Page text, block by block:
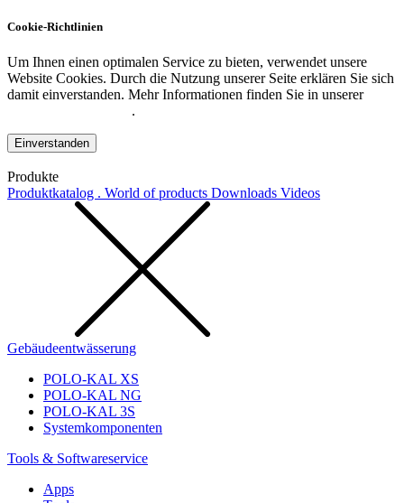
Cookie-Richtlinien
Um Ihnen einen optimalen Service zu bieten, verwendet unsere
Website Cookies. Durch die Nutzung unserer Seite erklären Sie sich
damit einverstanden. Mehr Informationen finden Sie in unserer
.
Einverstanden
Produkte
Produktkatalog . World of products Downloads Videos
Gebäudeentwässerung
POLO-KAL XS
POLO-KAL NG
POLO-KAL 3S
Systemkomponenten
Tools & Softwareservice
Apps